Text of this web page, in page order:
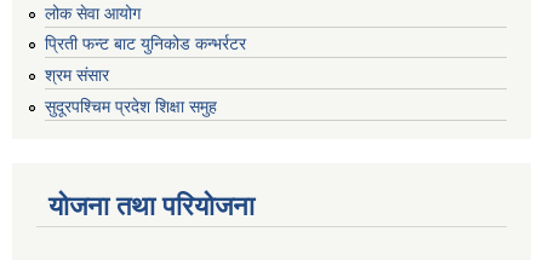
लोक सेवा आयोग
प्रिती फन्ट बाट युनिकोड कन्भर्रटर
श्रम संसार
सुदूरपश्चिम प्रदेश शिक्षा समुह
योजना तथा परियोजना